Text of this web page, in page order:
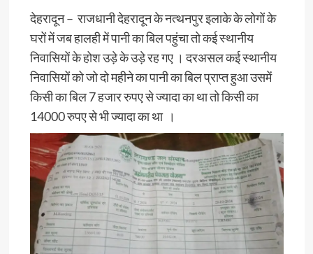
देहरादून – राजधानी देहरादून के नत्थनपुर इलाके के लोगों के
घरों में जब हालही में पानी का बिल पहुंचा तो कई स्थानीय
निवासियों के होश उड़े के उड़े रह गए । दरअसल कई स्थानीय
निवासियों को जो दो महीने का पानी का बिल प्राप्त हुआ उसमें
किसी का बिल 7 हजार रुपए से ज्यादा का था तो किसी का
14000 रुपए से भी ज्यादा का था ।